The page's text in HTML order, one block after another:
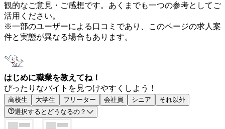
観的なご意見・ご感想です。あくまでも一つの参考としてご
活用ください。
※一部のユーザーによる口コミであり、このページの求人案
件と実態が異なる場合もあります。
はじめに職業を教えてね！
ぴったりなバイトを見つけやすくしよう！
高校生 大学生 フリーター 会社員 シニア
それ以外
選択するとどうなるの？